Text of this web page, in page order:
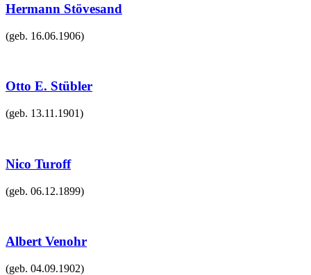
Hermann Stövesand
(geb. 16.06.1906)
Otto E. Stübler
(geb. 13.11.1901)
Nico Turoff
(geb. 06.12.1899)
Albert Venohr
(geb. 04.09.1902)